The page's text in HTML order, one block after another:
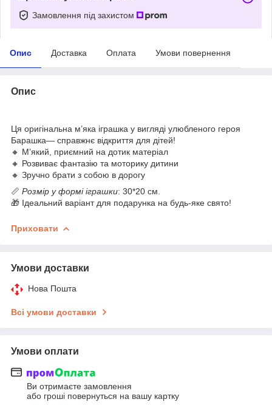
Замовлення під захистом
Опис Доставка Оплата Умови повернення
Опис
Ця оригінальна м’яка іграшка у вигляді улюбленого героя
Барашка— справжнє відкриття для дітей!
🔸 М’який, приємний на дотик матеріал
🔸 Розвиває фантазію та моторику дитини
🔸 Зручно брати з собою в дорогу
📏 Розмір у формі іграшки: 30*20 см.
🎁 Ідеальний варіант для подарунка на будь-яке свято!
Приховати
Умови доставки
Нова Пошта
Всі умови доставки
Умови оплати
Ви отримаєте замовлення
або гроші повернуться на вашу картку